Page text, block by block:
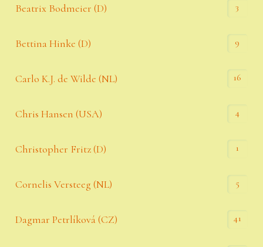
Beatrix Bodmeier (D) 3
Bettina Hinke (D) 9
Carlo K.J. de Wilde (NL) 16
Chris Hansen (USA) 4
Christopher Fritz (D) 1
Cornelis Versteeg (NL) 5
Dagmar Petrlíková (CZ) 41